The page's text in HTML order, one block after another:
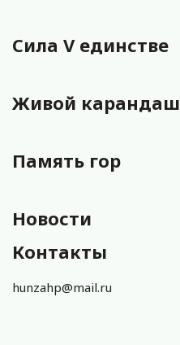
Сила V единстве
Живой карандаш
Память гор
Новости
Контакты
hunzahp@mail.ru